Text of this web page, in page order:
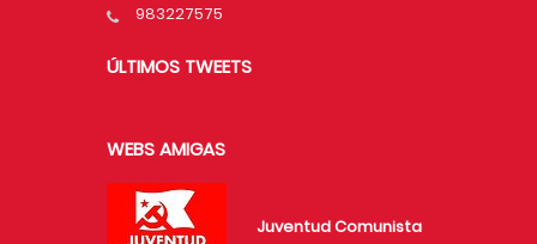
983227575
ÚLTIMOS TWEETS
WEBS AMIGAS
Juventud Comunista